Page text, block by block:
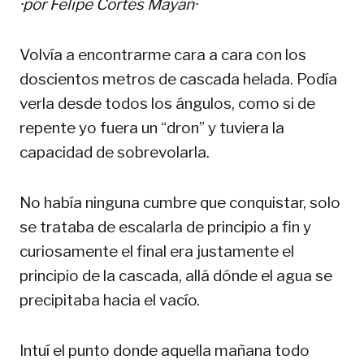
·por Felipe Cortés Mayán·
Volvía a encontrarme cara a cara con los
doscientos metros de cascada helada. Podía
verla desde todos los ángulos, como si de
repente yo fuera un “dron” y tuviera la
capacidad de sobrevolarla.
No había ninguna cumbre que conquistar, solo
se trataba de escalarla de principio a fin y
curiosamente el final era justamente el
principio de la cascada, allá dónde el agua se
precipitaba hacia el vacío.
Intuí el punto donde aquella mañana todo